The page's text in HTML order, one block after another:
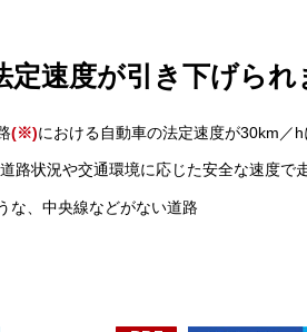
定速度が引き下げられ
(※)における自動車の法定速度が30km／h
状況や交通環境に応じた安全な速度で
な、中央線などがない道路